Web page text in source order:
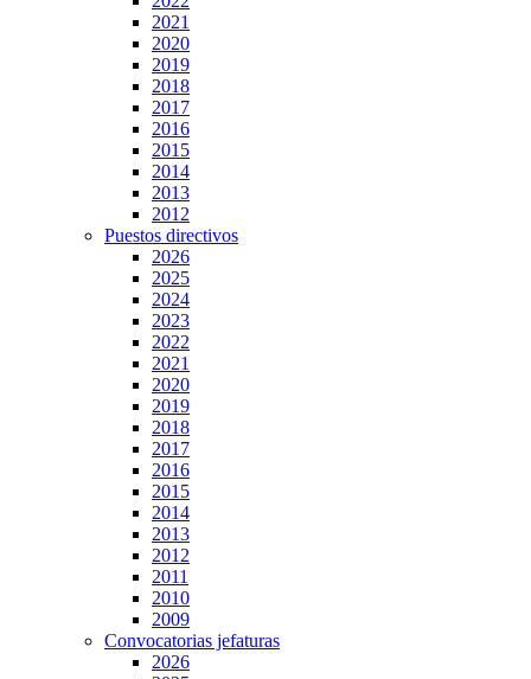
2021
2020
2019
2018
2017
2016
2015
2014
2013
2012
Puestos directivos
2026
2025
2024
2023
2022
2021
2020
2019
2018
2017
2016
2015
2014
2013
2012
2011
2010
2009
Convocatorias jefaturas
2026